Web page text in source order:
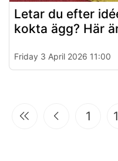
Letar du efter
kokta ägg? Här
Friday 3 April 2026 11:00
1